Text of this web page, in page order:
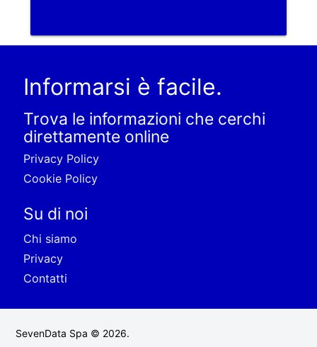
Informarsi è facile.
Trova le informazioni che cerchi
direttamente online
Privacy Policy
Cookie Policy
Su di noi
Chi siamo
Privacy
Contatti
SevenData Spa © 2026.